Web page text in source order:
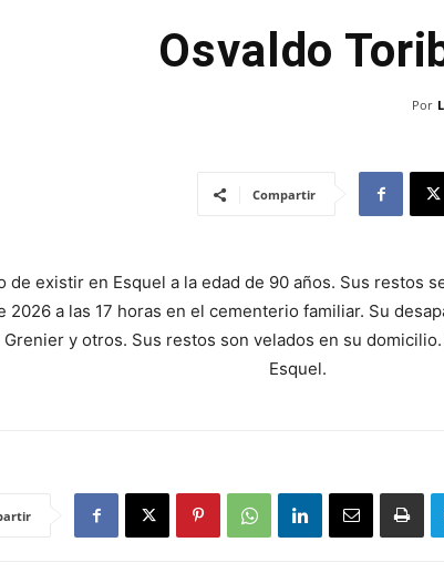
Osvaldo
Por
Compartir
de existir en Esquel a la edad de 90 años. Sus restos
2026 a las 17 horas en el cementerio familiar. Su
Grenier y otros. Sus restos son velados en su
Esquel.